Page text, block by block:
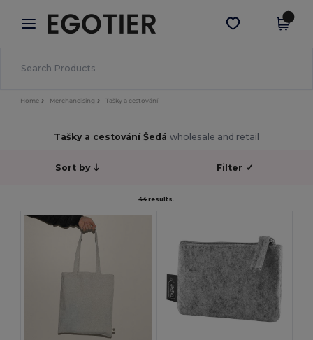
× Aplikace Egotier
Lepší ceny v aplikaci!
Stáhnout app
Home Merchandising Tašky a cestování
Tašky a cestování Šedá wholesale and retail
Sort by Filter ✓
44 results.